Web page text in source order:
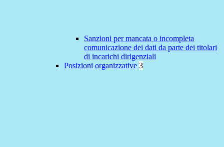
Sanzioni per mancata o incompleta
comunicazione dei dati da parte dei titolari
di incarichi dirigenziali
Posizioni organizzative 3